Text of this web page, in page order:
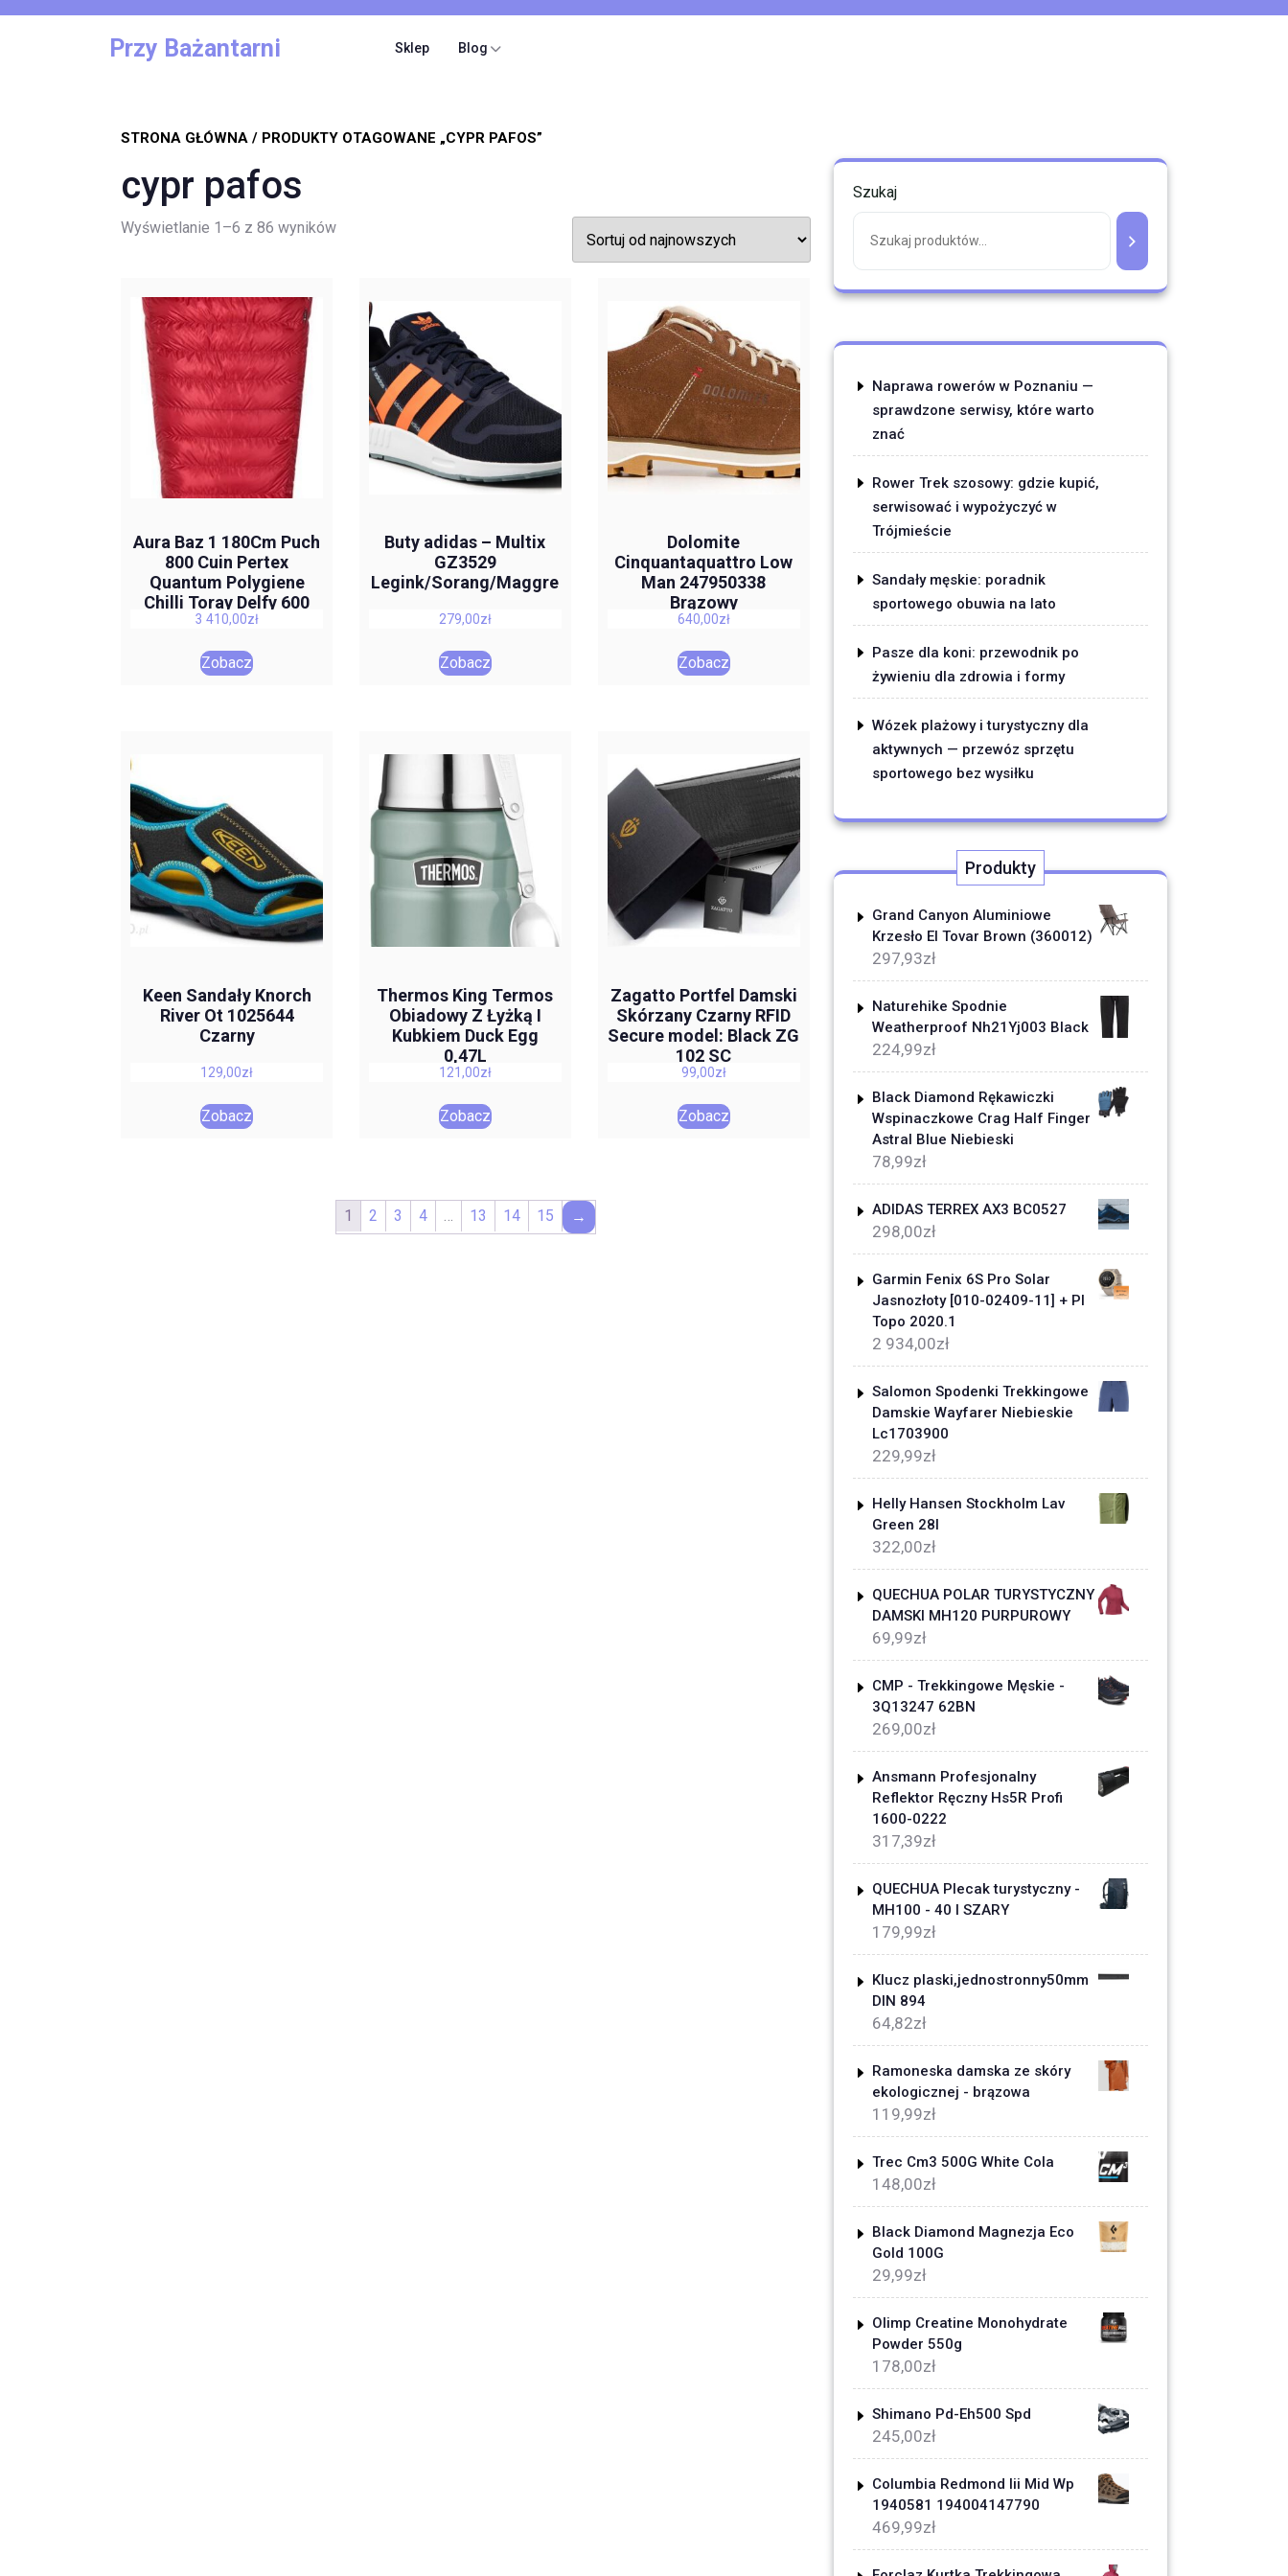
Przy Bażantarni Sklep Blog
STRONA GŁÓWNA / PRODUKTY OTAGOWANE „CYPR PAFOS”
cypr pafos
Wyświetlanie 1–6 z 86 wynikówPosortowane
Aura Baz 1 180Cm Puch
800 Cuin Pertex
Quantum Polygiene
Chilli Toray Delfy 600
-13 -18
3 410,00zł
Zobacz
Buty adidas – Multix
GZ3529
Legink/Sorang/Maggre
279,00zł
Zobacz
Dolomite
Cinquantaquattro Low
Man 247950338
Brązowy
640,00zł
Zobacz
Keen Sandały Knorch
River Ot 1025644
Czarny
129,00zł
Zobacz
Thermos King Termos
Obiadowy Z Łyżką I
Kubkiem Duck Egg
0,47L
121,00zł
Zobacz
Zagatto Portfel Damski
Skórzany Czarny RFID
Secure model: Black ZG
102 SC
99,00zł
Zobacz
1 2 3 4 … 13 14 15 →
Szukaj
Naprawa rowerów w Poznaniu —
sprawdzone serwisy, które warto
znać
Rower Trek szosowy: gdzie kupić,
serwisować i wypożyczyć w
Trójmieście
Sandały męskie: poradnik
sportowego obuwia na lato
Pasze dla koni: przewodnik po
żywieniu dla zdrowia i formy
Wózek plażowy i turystyczny dla
aktywnych — przewóz sprzętu
sportowego bez wysiłku
Produkty
Grand Canyon Aluminiowe
Krzesło El Tovar Brown (360012)
297,93zł
Naturehike Spodnie
Weatherproof Nh21Yj003 Black
224,99zł
Black Diamond Rękawiczki
Wspinaczkowe Crag Half Finger
Astral Blue Niebieski
78,99zł
ADIDAS TERREX AX3 BC0527
298,00zł
Garmin Fenix 6S Pro Solar
Jasnozłoty [010-02409-11] + Pl
Topo 2020.1
2 934,00zł
Salomon Spodenki Trekkingowe
Damskie Wayfarer Niebieskie
Lc1703900
229,99zł
Helly Hansen Stockholm Lav
Green 28l
322,00zł
QUECHUA POLAR TURYSTYCZNY
DAMSKI MH120 PURPUROWY
69,99zł
CMP - Trekkingowe Męskie -
3Q13247 62BN
269,00zł
Ansmann Profesjonalny
Reflektor Ręczny Hs5R Profi
1600-0222
317,39zł
QUECHUA Plecak turystyczny -
MH100 - 40 l SZARY
179,99zł
Klucz plaski,jednostronny50mm
DIN 894
64,82zł
Ramoneska damska ze skóry
ekologicznej - brązowa
119,99zł
Trec Cm3 500G White Cola
148,00zł
Black Diamond Magnezja Eco
Gold 100G
29,99zł
Olimp Creatine Monohydrate
Powder 550g
178,00zł
Shimano Pd-Eh500 Spd
245,00zł
Columbia Redmond Iii Mid Wp
1940581 194004147790
469,99zł